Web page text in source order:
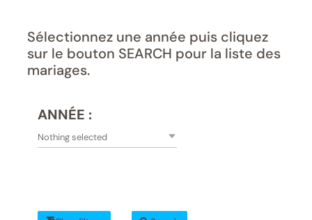
Sélectionnez une année puis cliquez
sur le bouton SEARCH pour la liste des
mariages.
ANNÉE :
Nothing selected